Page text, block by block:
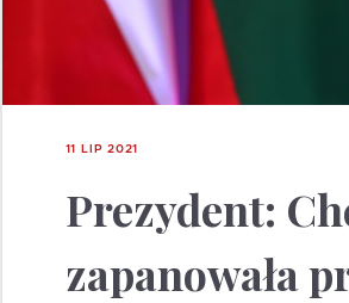
11 LIP 2021
Prezydent:
zapanowała